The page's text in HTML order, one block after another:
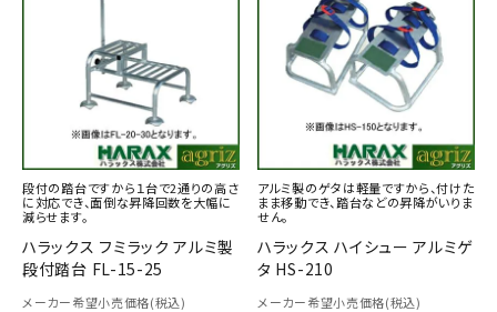
段付の踏台ですから１台で2通りの高さ
に対応でき、面倒な昇降回数を大幅に
減らせます。
ハラックス フミラック アルミ製
段付踏台 FL-15-25
メーカー希望小売価格(税込)
アルミ製のゲタは軽量ですから、付けた
まま移動でき、踏台などの昇降がいりま
せん。
ハラックス ハイシュー アルミゲ
タ HS-210
メーカー希望小売価格(税込)